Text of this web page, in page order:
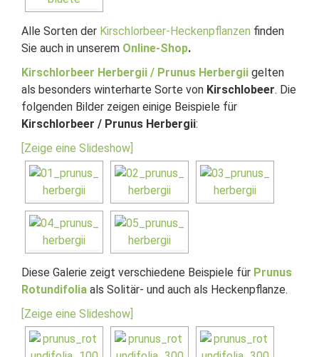
Alle Sorten der Kirschlorbeer-Heckenpflanzen finden
Sie auch in unserem Online-Shop.
Kirschlorbeer Herbergii / Prunus Herbergii gelten
als besonders winterharte Sorte von Kirschlobeer. Die
folgenden Bilder zeigen einige Beispiele für
Kirschlorbeer / Prunus Herbergii:
[Zeige eine Slideshow]
Diese Galerie zeigt verschiedene Beispiele für Prunus
Rotundifolia als Solitär- und auch als Heckenpflanze.
[Zeige eine Slideshow]